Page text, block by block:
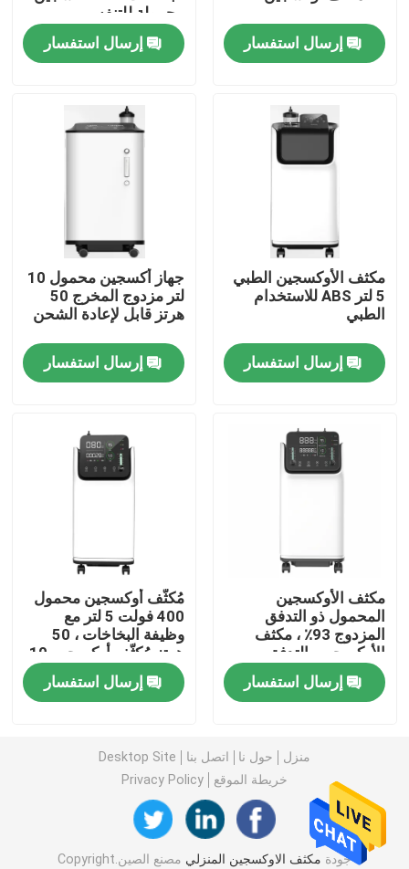
معلومات عنا
جولة في المعمل
اتصل بنا
حالات
مكثف الاوكسجين الطبي
مُكثّف أوكسجين عالي التدفق
آلات البخاخات المحمولة
جهاز شفط طبي
ميزان حرارة منزلي رقمي
جهاز مراقبة ضغط الدم المنزلي
إرسال استفسار
محمولة للتنفس
إرسال استفسار
مكثف الأوكسجين الطبي
5 لتر ABS للاستخدام
الطبي
إرسال استفسار
جهاز أكسجين محمول 10
لتر مزدوج المخرج 50
هرتز قابل لإعادة الشحن
إرسال استفسار
مكثف الأوكسجين
المحمول ذو التدفق
المزدوج 93٪ ، مكثف
الأوكسجين بالتدفق
المستمر 50 هرتز
إرسال استفسار
مُكثّف أوكسجين محمول
400 فولت 5 لتر مع
وظيفة البخاخات ، 50
هرتز مُكثّف أوكسجين 10
لتر 220 فولت
إرسال استفسار
منزل حول نا اتصل بنا
Desktop Site
خريطة الموقع
Privacy Policy
جودة مكثف الاوكسجين المنزلي مصنع الصين.Copyright